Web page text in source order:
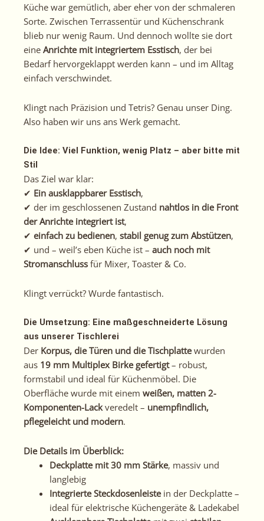
Küche war gemütlich, aber eher von der schmaleren
Sorte. Zwischen Terrassentür und Küchenschrank
blieb nur wenig Raum. Und dennoch wollte sie dort
eine Anrichte mit integriertem Esstisch, der bei
Bedarf hervorgeklappt werden kann – und im Alltag
einfach verschwindet.
Klingt nach Präzision und Tetris? Genau unser Ding.
Also haben wir uns ans Werk gemacht.
Die Idee: Viel Funktion, wenig Platz – aber bitte mit
Stil
Das Ziel war klar:
✔ Ein ausklappbarer Esstisch,
✔ der im geschlossenen Zustand nahtlos in die Front
der Anrichte integriert ist,
✔ einfach zu bedienen, stabil genug zum Abstützen,
✔ und – weil’s eben Küche ist – auch noch mit
Stromanschluss für Mixer, Toaster & Co.
Klingt verrückt? Wurde fantastisch.
Die Umsetzung: Eine maßgeschneiderte Lösung
aus unserer Tischlerei
Der Korpus, die Türen und die Tischplattewurden
aus 19 mm Multiplex Birke gefertigt– robust,
formstabil und ideal für Küchenmöbel. Die
Oberfläche wurde mit einem weißen, matten 2-
Komponenten-Lackveredelt – unempfindlich,
pflegeleicht und modern.
Die Details im Überblick:
Deckplatte mit 30 mm Stärke, massiv und
langlebig
Integrierte Steckdosenleistein der Deckplatte –
ideal für elektrische Küchengeräte & Ladekabel